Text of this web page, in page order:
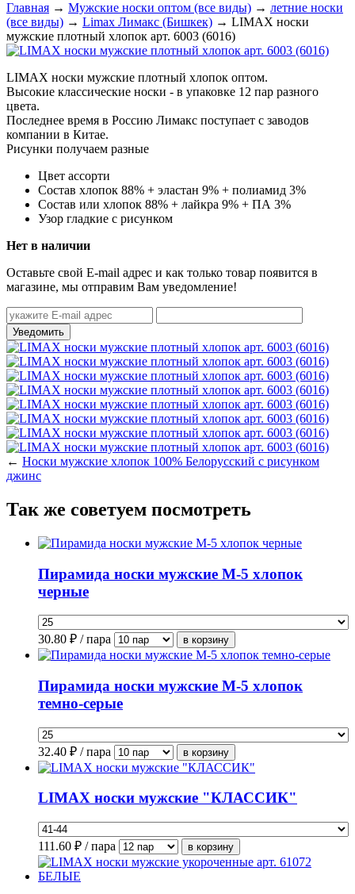
Главная → Мужские носки оптом (все виды) → летние носки
(все виды) → Limax Лимакс (Бишкек) → LIMAX носки
мужские плотный хлопок арт. 6003 (6016)
LIMAX носки мужские плотный хлопок оптом.
Высокие классические носки - в упаковке 12 пар разного
цвета.
Последнее время в Россию Лимакс поступает с заводов
компании в Китае.
Рисунки получаем разные
Цвет ассорти
Состав хлопок 88% + эластан 9% + полиамид 3%
Состав или хлопок 88% + лайкра 9% + ПА 3%
Узор гладкие с рисунком
Нет в наличии
Оставьте свой E-mail адрес и как только товар появится в
магазине, мы отправим Вам уведомление!
← Носки мужские хлопок 100% Белорусский с рисунком
джинс
Так же советуем посмотреть
Пирамида носки мужские М-5 хлопок
черные
30.80 ₽ / пара
Пирамида носки мужские М-5 хлопок
темно-серые
32.40 ₽ / пара
LIMAX носки мужские "КЛАССИК"
111.60 ₽ / пара